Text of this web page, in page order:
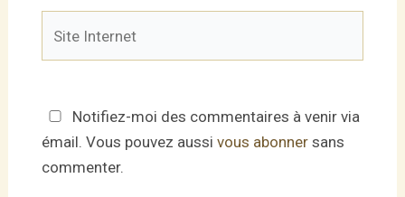
Internet
Notifiez-moi des commentaires à venir via
émail. Vous pouvez aussi vous abonnersans
commenter.